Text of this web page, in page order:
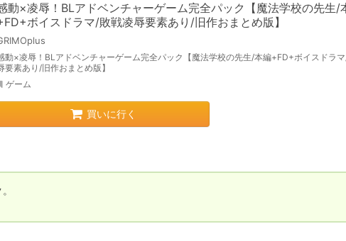
動×凌辱！BLアドベンチャーゲーム完全パック【魔法学校の先生/
ボイスドラマ/敗戦凌辱要素あり/旧作おまとめ版】
動×凌辱！BLアドベンチャーゲーム完全パック【魔法学校の先生/本編+FD+ボイスドラ
要素あり/旧作おまとめ版】
ゲーム
買いに行く